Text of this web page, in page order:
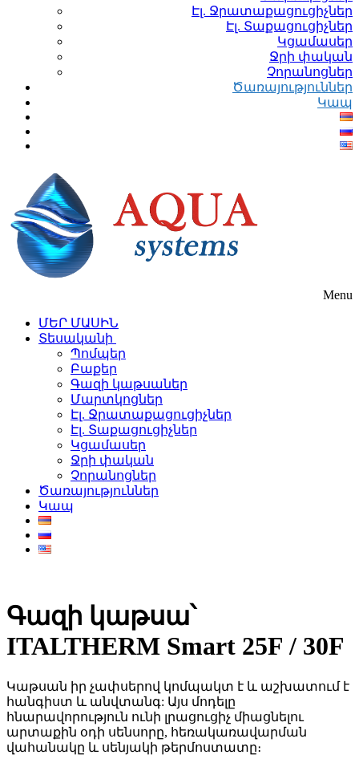
Էլ. Ջրատաքացուցիչներ
Էլ. Տաքացուցիչներ
Կցամասեր
Ջրի փական
Չորանոցներ
Ծառայություններ
Կապ
Menu
ՄԵՐ ՄԱՍԻՆ
Տեսականի
Պոմպեր
Բաքեր
Գազի կաթսաներ
Մարտկոցներ
Էլ. Ջրատաքացուցիչներ
Էլ. Տաքացուցիչներ
Կցամասեր
Ջրի փական
Չորանոցներ
Ծառայություններ
Կապ
Գազի կաթսա՝
ITALTHERM Smart 25F / 30F
Կաթսան իր չափսերով կոմպակտ է և աշխատում է
հանգիստ և անվտանգ: Այս մոդելը
հնարավորություն ունի լրացուցիչ միացնելու
արտաքին օդի սենսորը, հեռակառավարման
վահանակը և սենյակի թերմոստատը։